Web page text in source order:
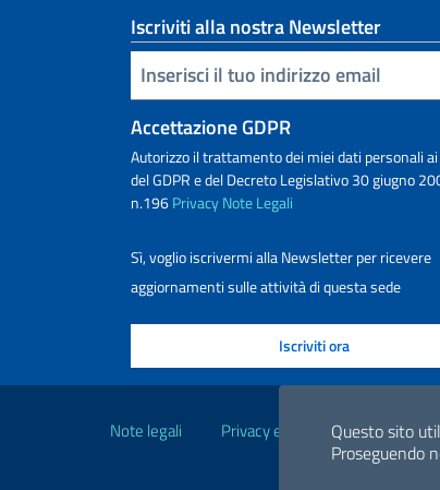
Questo sito
Proseguendo
Iscriviti alla nostra Newsletter
Inserisci la tua email
Accettazione GDPR
Autorizzo il trattamento dei miei dati personali
del GDPR e del Decreto Legislativo 30 giugno
n.196PrivacyNote Legali
Sì, voglio iscrivermi alla Newsletter per ricevere
aggiornamenti sulle attività di questa sede
Note legali Privacy e cookie policy